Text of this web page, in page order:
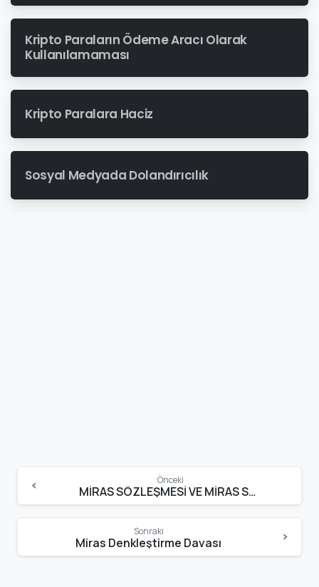
Kripto Paraların Ödeme Aracı Olarak
Kullanılamaması
Kripto Paralara Haciz
Sosyal Medyada Dolandırıcılık
Reading
Önceki
MİRAS SÖZLEŞMESİ VE MİRAS SÖZLEŞMESİNİN ŞARTLARI
Sonraki
Miras Denkleştirme Davası